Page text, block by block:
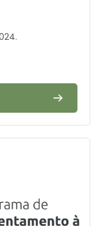
enfrentamento à